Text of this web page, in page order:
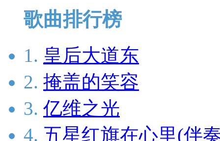
歌曲排行榜
1. 皇后大道东
2. 掩盖的笑容
3. 亿维之光
4. 五星红旗在心里(伴